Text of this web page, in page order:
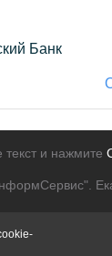
Банк
и нажмите
рекламодателей